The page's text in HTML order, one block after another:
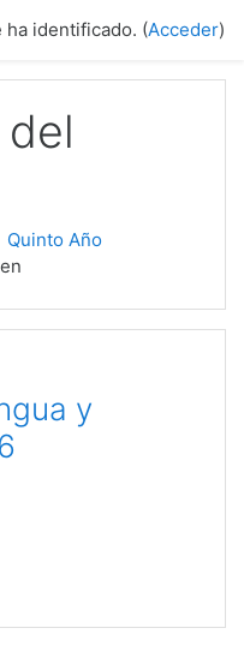
ha identificado. (Acceder)
Quinto Año
y